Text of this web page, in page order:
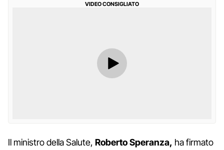
VIDEO CONSIGLIATO
Il ministro della Salute, Roberto Speranza, ha firmato